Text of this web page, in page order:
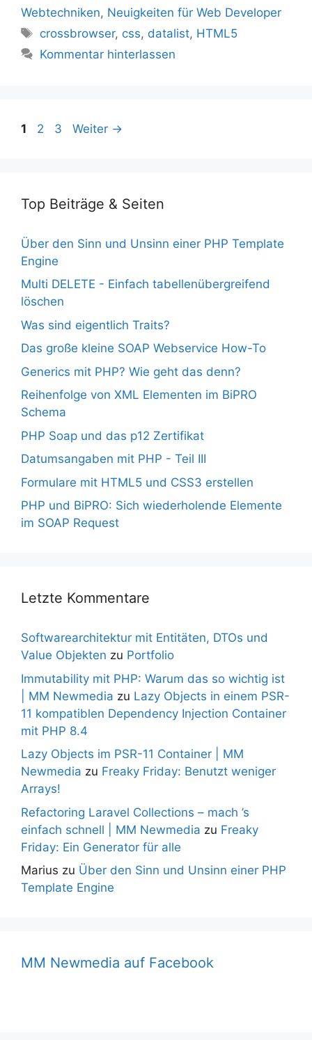
Webtechniken, Neuigkeiten für Web Developer
Schlagwörter
crossbrowser, css, datalist, HTML5
Kommentar hinterlassen
Seite
1 Seite
2 Seite
3 Weiter →
Top Beiträge & Seiten
Über den Sinn und Unsinn einer PHP Template
Engine
Multi DELETE - Einfach tabellenübergreifend
löschen
Was sind eigentlich Traits?
Das große kleine SOAP Webservice How-To
Generics mit PHP? Wie geht das denn?
Reihenfolge von XML Elementen im BiPRO
Schema
PHP Soap und das p12 Zertifikat
Datumsangaben mit PHP - Teil III
Formulare mit HTML5 und CSS3 erstellen
PHP und BiPRO: Sich wiederholende Elemente
im SOAP Request
Letzte Kommentare
Softwarearchitektur mit Entitäten, DTOs und
Value Objekten zu Portfolio
Immutability mit PHP: Warum das so wichtig ist
| MM Newmedia zu Lazy Objects in einem PSR-
11 kompatiblen Dependency Injection Container
mit PHP 8.4
Lazy Objects im PSR-11 Container | MM
Newmedia zu Freaky Friday: Benutzt weniger
Arrays!
Refactoring Laravel Collections – mach ’s
einfach schnell | MM Newmedia zu Freaky
Friday: Ein Generator für alle
Marius zu Über den Sinn und Unsinn einer PHP
Template Engine
MM Newmedia auf Facebook